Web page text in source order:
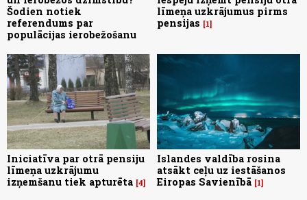
Šodien notiek
referendums par
populācijas ierobežošanu
līmeņa uzkrājumus pirms
pensijas
1
Iniciatīva par otrā pensiju
līmeņa uzkrājumu
izņemšanu tiek apturēta 4
Islandes valdība rosina
atsākt ceļu uz iestāšanos
Eiropas Savienībā 1